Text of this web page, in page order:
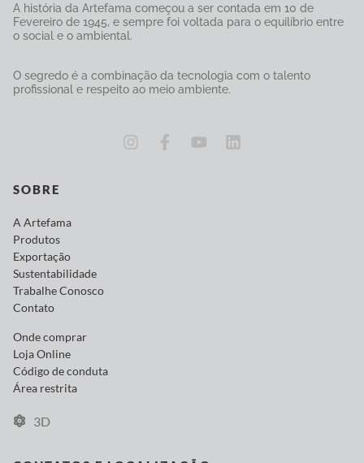
A história da Artefama começou a ser contada em 10 de
Fevereiro de 1945, e sempre foi voltada para o equilíbrio entre
o social e o ambiental.
O segredo é a combinação da tecnologia com o talento
profissional e respeito ao meio ambiente.
SOBRE
A Artefama
Produtos
Exportação
Sustentabilidade
Trabalhe Conosco
Contato
Onde comprar
Loja Online
Código de conduta
Área restrita
3D